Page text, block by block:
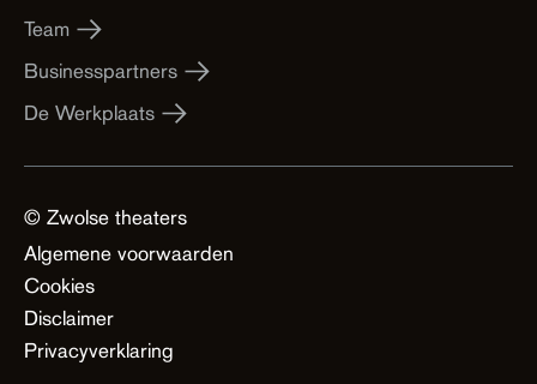
Team
Businesspartners
De Werkplaats
© Zwolse theaters
Algemene voorwaarden
Cookies
Disclaimer
Privacyverklaring